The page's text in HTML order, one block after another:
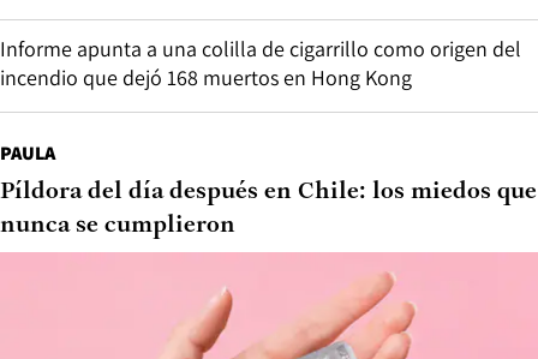
Informe apunta a una colilla de cigarrillo como origen del
incendio que dejó 168 muertos en Hong Kong
PAULA
Píldora del día después en Chile: los miedos que
nunca se cumplieron